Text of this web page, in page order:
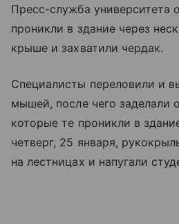
Пресс-служба университета
проникли в здание через
крыше и захватили чердак.
Специалисты переловили и
мышей, после чего заделали
которые те проникли в
четверг, 25 января,
на лестницах и напугали